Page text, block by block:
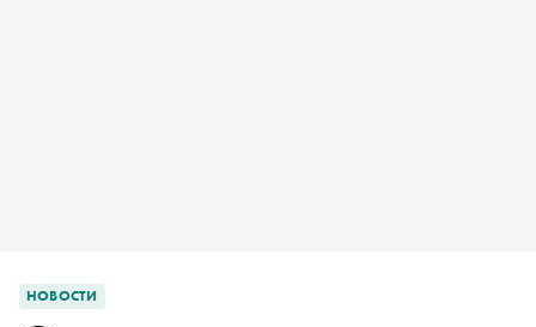
НОВОСТИ